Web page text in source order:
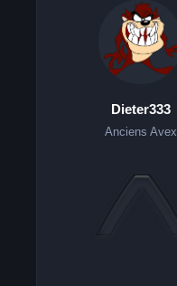
Dieter333
Anciens Avex